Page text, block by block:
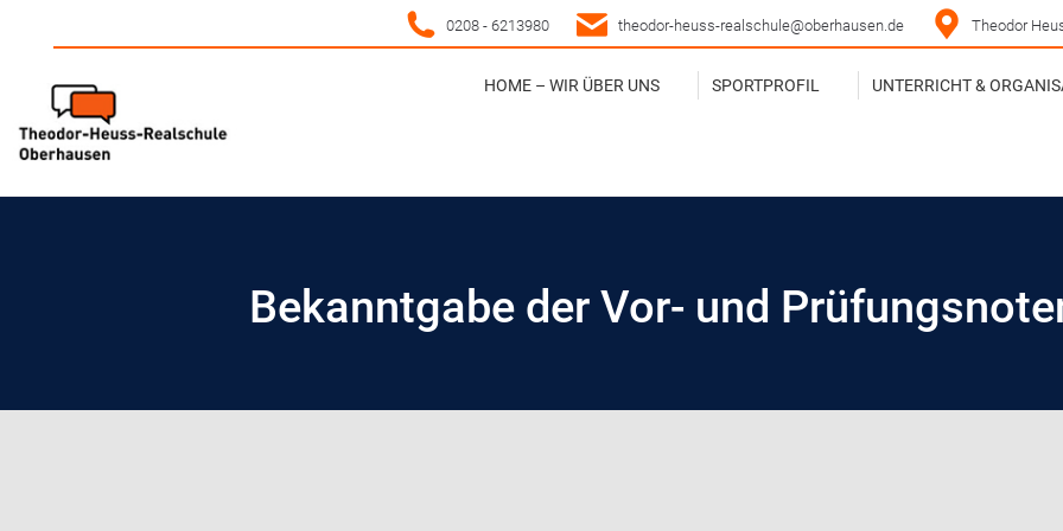
0208 - 6213980 theodor-heuss-realschule@oberhausen.de Theodor
HOME – WIR ÜBER UNS SPORTPROFIL UNTERRICHT &
Bekanntgabe der Vor- und
HOME – WIR ÜBER UNS SPORTPROFIL UNTERRICHT &